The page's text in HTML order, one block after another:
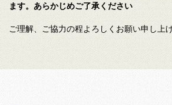
ます。あらかじめご了承ください
ご理解、ご協力の程よろしくお願い申し上げ